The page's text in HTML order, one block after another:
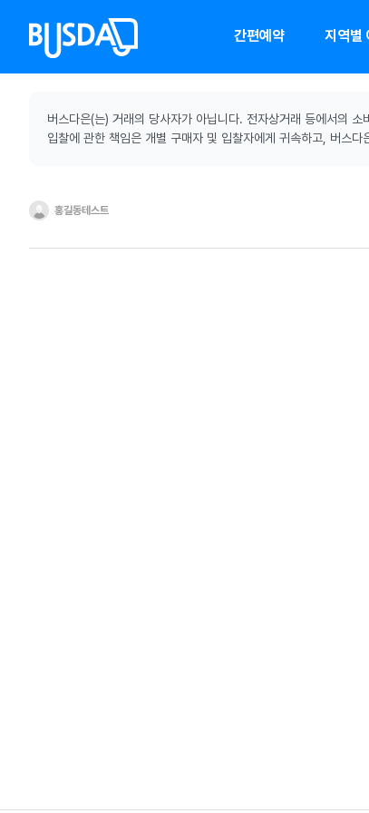
간편예약 지역별
버스다은(는) 거래의 당사자가 아닙니다. 전자상거래 등에서의
입찰에 관한 책임은 개별 구매자 및 입찰자에게 귀속하고, 버스
홍길동테스트